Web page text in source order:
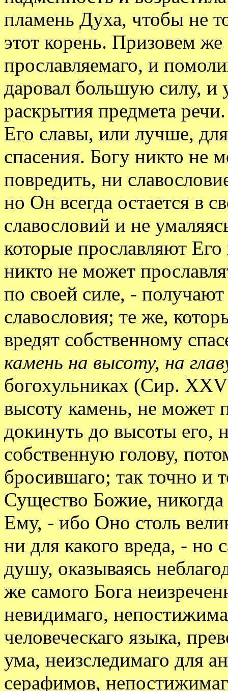
пламень Духа, чтобы не
этот корень. Призовем
прославляемаго, и
даровал большую силу, и
раскрытия предмета
Его славы, или лучше,
спасения. Богу никто не
повредить, ни
но Он всегда остается в
славословий и не
которые прославляют
никто не может
по своей силе, - получают
славословия; те же,
вредят собственному
камень на высоту, на
богохульниках (Сир.
высоту камень, не может
докинуть до высоты его,
собственную голову,
бросившаго; так точно и
Существо Божие,
Ему, - ибо Оно столь
ни для какого вреда, - но
душу, оказываясь
же самого Бога
невидимаго,
человеческаго языка,
ума, неизследимаго для
серафимов,